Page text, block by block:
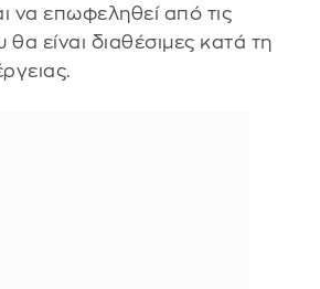
να επωφεληθεί από τις
θα είναι διαθέσιμες κατά τη